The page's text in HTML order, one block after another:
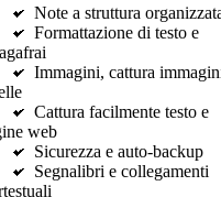
Note a struttura
Formattazione di testo e
Immagini, cattura
Cattura facilmente testo e
web
Sicurezza e auto-backup
Segnalibri e collegamenti